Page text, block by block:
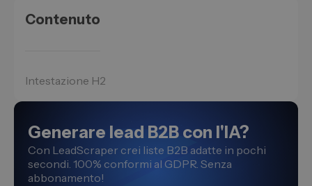
Contenuto
Intestazione H2
Generare lead B2B con l'IA?
Con LeadScraper crei liste B2B adatte in pochi
secondi. 100% conformi al GDPR. Senza
abbonamento!